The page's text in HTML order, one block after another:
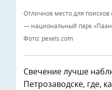
Отличное место для поисков
— национальный парк
Фото: pexels.com
Свечение лучше
Петрозаводске, где,